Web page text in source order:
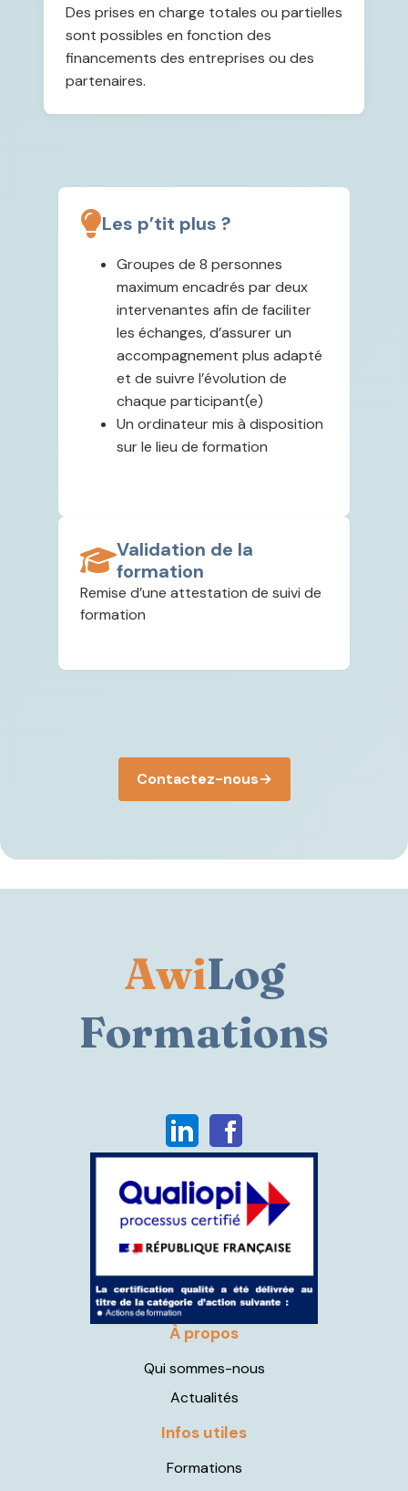
Des prises en charge totales ou partielles
sont possibles en fonction des
financements des entreprises ou des
partenaires.
Les p’tit plus ?
Groupes de 8 personnes
maximum encadrés par deux
intervenantes afin de faciliter
les échanges, d’assurer un
accompagnement plus adapté
et de suivre l’évolution de
chaque participant(e)
Un ordinateur mis à disposition
sur le lieu de formation
Validation de la
formation
Remise d’une attestation de suivi de
formation
Contactez-nous→
AwiLog
Formations
À propos
Qui sommes-nous
Actualités
Infos utiles
Formations